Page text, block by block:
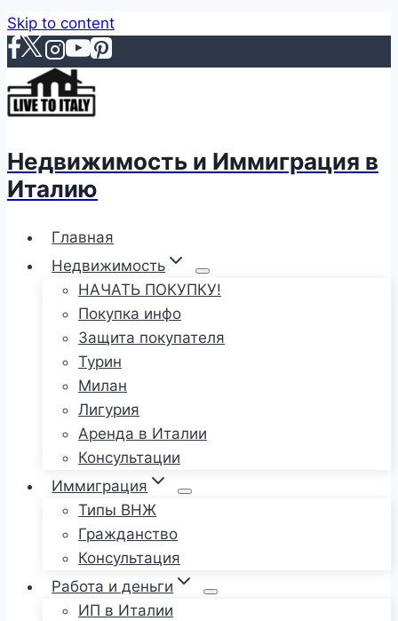
Skip to content
Недвижимость и Иммиграция в
Италию
Главная
Недвижимость
НАЧАТЬ ПОКУПКУ!
Покупка инфо
Защита покупателя
Турин
Милан
Лигурия
Аренда в Италии
Консультации
Иммиграция
Типы ВНЖ
Гражданство
Консультация
Работа и деньги
ИП в Италии